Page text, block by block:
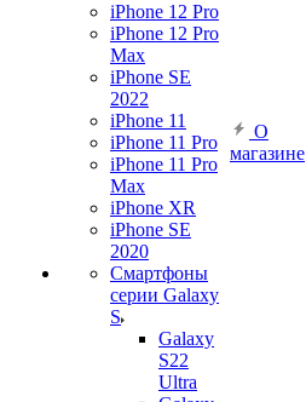
iPhone 12 Pro
iPhone 12 Pro
Max
iPhone SE
2022
iPhone 11
iPhone 11 Pro
iPhone 11 Pro
Max
iPhone XR
iPhone SE
2020
Смартфоны
серии Galaxy
S
Galaxy
S22
Ultra
О
магазине